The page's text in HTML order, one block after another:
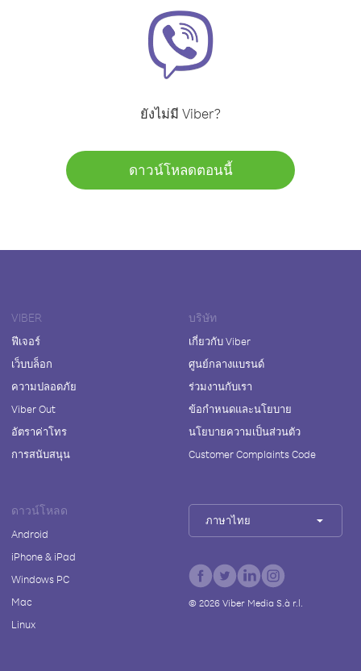
ยังไม่มี Viber?
ดาวน์โหลดตอนนี้
VIBER
ฟีเจอร์
เว็บบล็อก
ความปลอดภัย
Viber Out
อัตราค่าโทร
การสนับสนุน
บริษัท
เกี่ยวกับ Viber
ศูนย์กลางแบรนด์
ร่วมงานกับเรา
ข้อกำหนดและนโยบาย
นโยบายความเป็นส่วนตัว
Customer Complaints Code
ดาวน์โหลด
Android
iPhone & iPad
Windows PC
Mac
Linux
ภาษาไทย
© 2026Viber Media S.à r.l.